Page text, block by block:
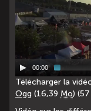
00:00
Télécharger la
Ogg (16,39 Mo)